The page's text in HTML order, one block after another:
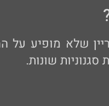
שלא מופיע
סגנוניות שונות.